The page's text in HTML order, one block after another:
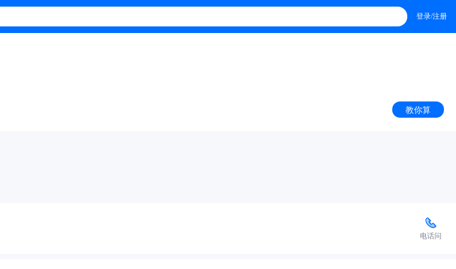
登录/注册
教你算
电话问